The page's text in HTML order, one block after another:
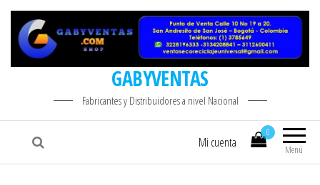
GABYVENTAS
Fabricantes y Distribuidores a nivel Nacional
Menú
0
Mi cuenta